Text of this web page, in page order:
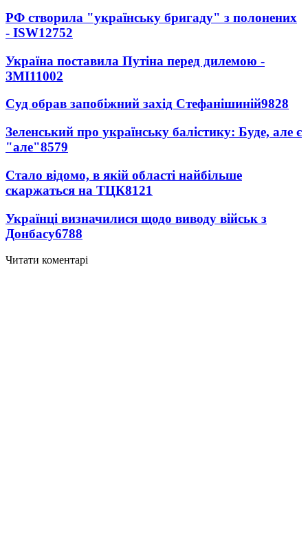
РФ створила "українську бригаду" з полонених
- ISW12752
Україна поставила Путіна перед дилемою -
ЗМІ11002
Суд обрав запобіжний захід Стефанішиній9828
Зеленський про українську балістику: Буде, але є
"але"8579
Стало відомо, в якій області найбільше
скаржаться на ТЦК8121
Українці визначилися щодо виводу військ з
Донбасу6788
Читати коментарі